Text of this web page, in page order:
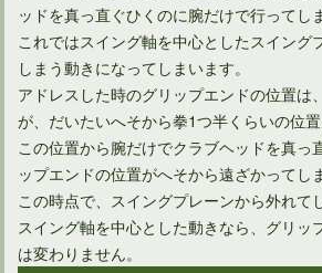
ッドを真っ直ぐひくのに腕だけで行ってし
これではスイング軸を中心としたスイング
しまう動きになってしまいます。
アドレスした時のグリップエンドの位置は
が、だいたいへそから拳1つ半くらいの位置
この位置から腕だけでクラブヘッドを真っ
ップエンドの位置がへそから遠ざかってし
この時点で、スイングプレーンから外れて
スイング軸を中心とした動きなら、グリッ
は変わりません。